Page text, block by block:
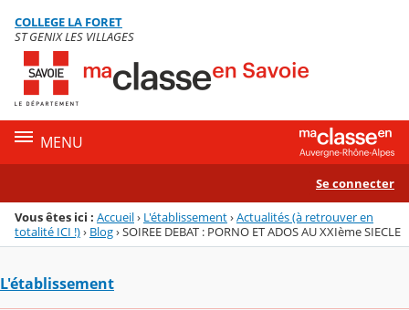
Menu de la rubrique
Contenu
COLLEGE LA FORET
ST GENIX LES VILLAGES
MENU
Se connecter
Vous êtes ici : Accueil› L'établissement›Actualités (à retrouver en
totalité ICI !)› Blog›SOIREE DEBAT : PORNO ET ADOS AU XXIème SIECLE
L'établissement